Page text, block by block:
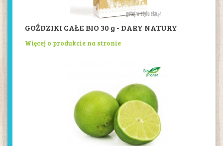
GOŹDZIKI CAŁE BIO 30 g - DARY NATURY
Więcej o produkcie na stronie